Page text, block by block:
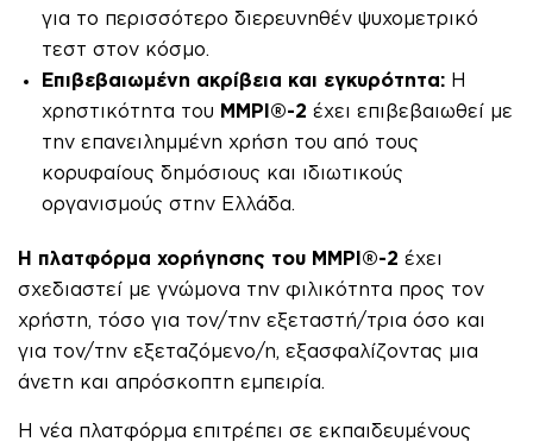
για το περισσότερο διερευνηθέν ψυχομετρικό
τεστ στον κόσμο.
Επιβεβαιωμένη ακρίβεια και εγκυρότητα: Η
χρηστικότητα του MMPI®-2 έχει επιβεβαιωθεί με
την επανειλημμένη χρήση του από τους
κορυφαίους δημόσιους και ιδιωτικούς
οργανισμούς στην Ελλάδα.
Η πλατφόρμα χορήγησης του MMPI®-2 έχει
σχεδιαστεί με γνώμονα την φιλικότητα προς τον
χρήστη, τόσο για τον/την εξεταστή/τρια όσο και
για τον/την εξεταζόμενο/η, εξασφαλίζοντας μια
άνετη και απρόσκοπτη εμπειρία.
Η νέα πλατφόρμα επιτρέπει σε εκπαιδευμένους